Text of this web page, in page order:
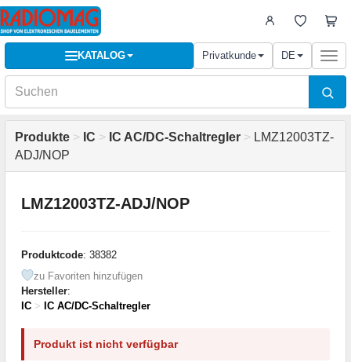
KATALOG Privatkunde DE
Produkte > IC > IC AC/DC-Schaltregler > LMZ12003TZ-
ADJ/NOP
LMZ12003TZ-ADJ/NOP
Produktcode: 38382
zu Favoriten hinzufügen
Hersteller:
IC > IC AC/DC-Schaltregler
Produkt ist nicht verfügbar